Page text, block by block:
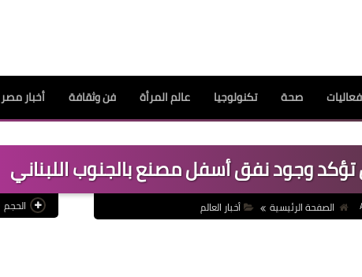
فعاليات صحة تكنولوجيا عالم المرأة فن وثقافة أخبار مصر
تؤكد وجود نفق أسفل مصنع بالجنوب اللبناني
الصفحة الرئيسية أخبار العالم الحجم